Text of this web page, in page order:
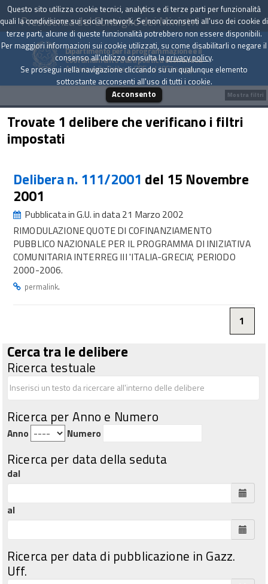
Presidenza del Consiglio dei Ministri
Dipartimento per la programmazione e il
coordinamento della politica economica
Archivio delle Delibere CIPE dal 1967 a oggi
Trovate 1 delibere che verificano i filtri
impostati
Delibera n. 111/2001 del 15 Novembre
2001
Pubblicata in G.U. in data 21 Marzo 2002
RIMODULAZIONE QUOTE DI COFINANZIAMENTO
PUBBLICO NAZIONALE PER IL PROGRAMMA DI INIZIATIVA
COMUNITARIA INTERREG III 'ITALIA-GRECIA', PERIODO
2000-2006.
permalink.
1
Cerca tra le delibere
Ricerca testuale
Ricerca per Anno e Numero
Anno Numero
Ricerca per data della seduta
dal
al
Ricerca per data di pubblicazione in Gazz.
Uff.
Mostra filtri
Questo sito utilizza cookie tecnici, analytics e di terze parti per funzionalità
quali la condivisione sui social network. Se non acconsenti all'uso dei cookie di
terze parti, alcune di queste funzionalità potrebbero non essere disponibili.
Per maggiori informazioni sui cookie utilizzati, su come disabilitarli o negare il
consenso all'utilizzo consulta laprivacy policy.
Se prosegui nella navigazione cliccando su un qualunque elemento
sottostante acconsenti all'uso di tutti i cookie.
Acconsento